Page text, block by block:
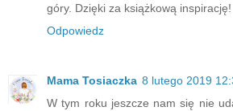
góry. Dzięki za książkową inspirację!
Odpowiedz
Mama Tosiaczka 8 lutego 2019
W tym roku jeszcze nam się nie